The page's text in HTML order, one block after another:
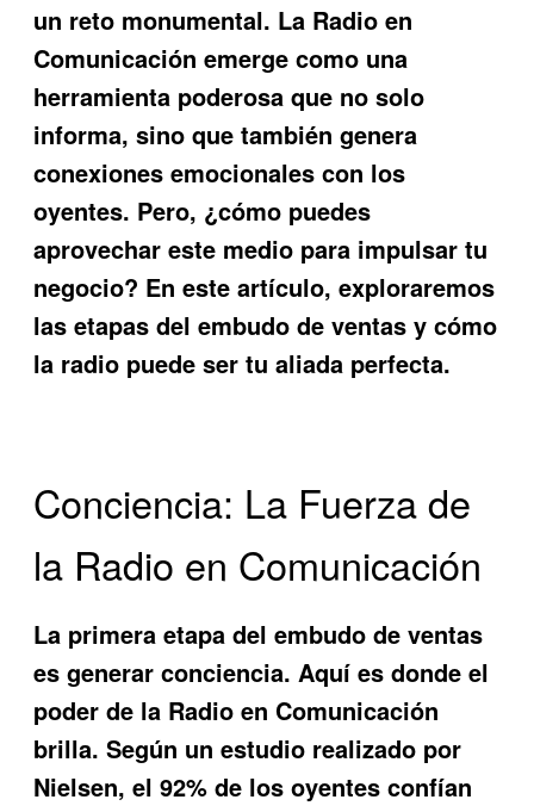
un reto monumental. La Radio en
Comunicación emerge como una
herramienta poderosa que no solo
informa, sino que también genera
conexiones emocionales con los
oyentes. Pero, ¿cómo puedes
aprovechar este medio para impulsar tu
negocio? En este artículo, exploraremos
las etapas del embudo de ventas y cómo
la radio puede ser tu aliada perfecta.
Conciencia: La Fuerza de
la Radio en Comunicación
La primera etapa del embudo de ventas
es generar conciencia. Aquí es donde el
poder de la Radio en Comunicación
brilla. Según un estudio realizado por
Nielsen, el 92% de los oyentes confían